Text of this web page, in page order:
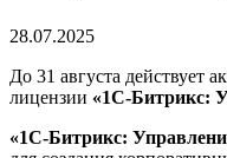
28.07.2025
До 31 августа действует
лицензии «1С-Битрикс:
«1С-Битрикс: